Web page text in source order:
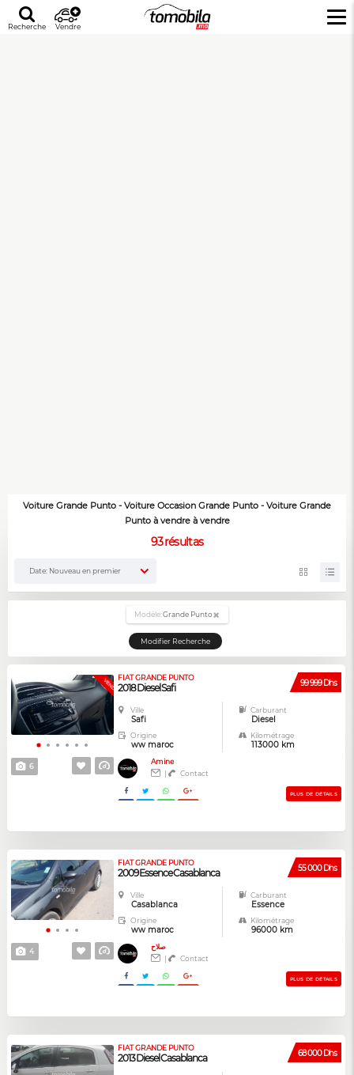
Recherche Vendre
Voiture Grande Punto - Voiture Occasion Grande Punto - Voiture Grande
Punto à vendre à vendre
93résultas
Date: Nouveau en premier
Modéle:Grande Punto
Modifier Recherche
6
VENDUE 99 999 Dhs
FIAT GRANDE PUNTO
2018 Diesel Safi
Ville
Safi
Carburant
Diesel
Origine
ww maroc
Kilométrage
113000 km
Amine
|
Contact
PLUS DE DÉTAILS
4
55 000 Dhs
FIAT GRANDE PUNTO
2009 Essence Casablanca
Ville
Casablanca
Carburant
Essence
Origine
ww maroc
Kilométrage
96000 km
صلاح
|
Contact
PLUS DE DÉTAILS
68 000 Dhs
FIAT GRANDE PUNTO
2013 Diesel Casablanca